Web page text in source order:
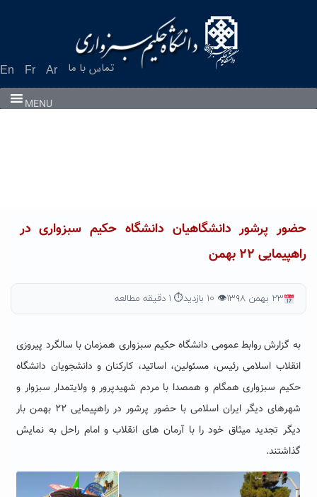
En Fr Ar تماس با ما
MENU
حضور پرشور دانشگاهیان دانشگاه حکیم سبزواری در
راهپیمایی ۲۲ بهمن
۲۳ بهمن ۱۳۹۸ 👁 ۱۰ بازدید ⏱ ۱ دقیقه مطالعه
به گزارش روابط عمومی دانشگاه حکیم سبزواری همزمان با سالگرد پیروزی
انقلاب اسلامی رئیس، مسئولین، اساتید، کارکنان و دانشجویان دانشگاه
حکیم سبزواری همگام و همصدا با مردم شهیدپرور و ولایتمدار سبزوار و
شهرهای دیگر ایران اسلامی با حضور پرشور در راهپیمایی ۲۲ بهمن بار
دیگر تجدید میثاق خود را با آرمان های انقلاب و امام راحل به نمایش
گذاشتند.